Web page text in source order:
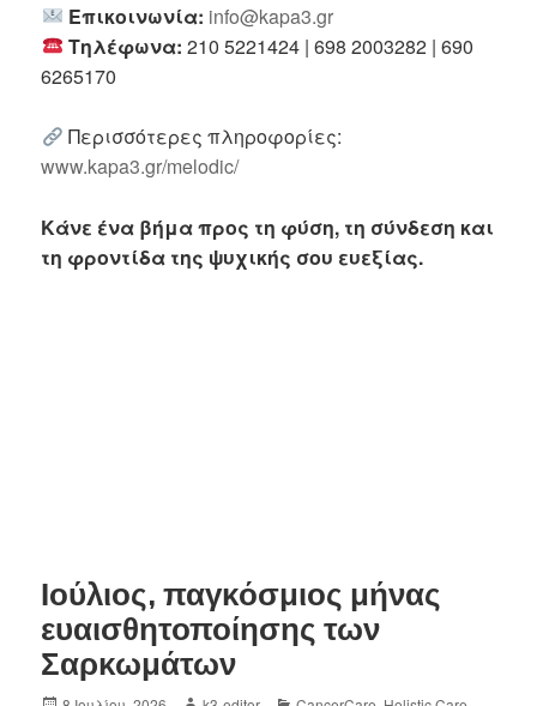
Επικοινωνία: info@kapa3.gr
Τηλέφωνα: 210 5221424 | 698 2003282 | 690
6265170
Περισσότερες πληροφορίες:
www.kapa3.gr/melodic/
Κάνε ένα βήμα προς τη φύση, τη σύνδεση και
τη φροντίδα της ψυχικής σου ευεξίας.
Ιούλιος, παγκόσμιος μήνας
ευαισθητοποίησης των
Σαρκωμάτων